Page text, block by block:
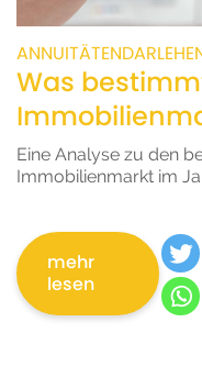
Was
Eine Analyse zu den
Immobilienmarkt im
mehr
lesen